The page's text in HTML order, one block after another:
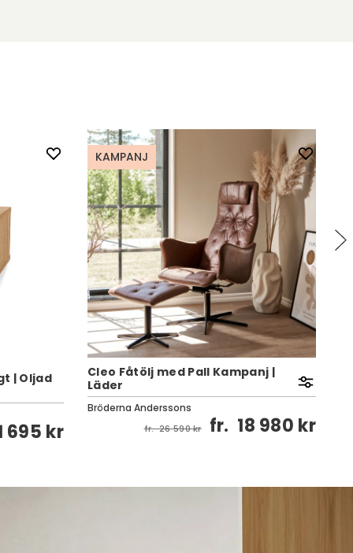
| Oljad
695 kr
KAMPANJ
Cleo Fåtölj med Pall Kampanj |
Läder
Bröderna Anderssons
fr. 26 590 kr fr. 18 980 kr